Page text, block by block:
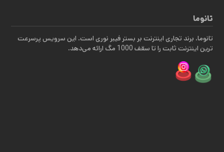
تانوما
تانوما، برند تجاری اینترنت بر بستر فیبر نوری است. این سرویس پرسرعت
ترین اینترنت ثابت را تا سقف 1000 مگ ارائه می‌دهد.